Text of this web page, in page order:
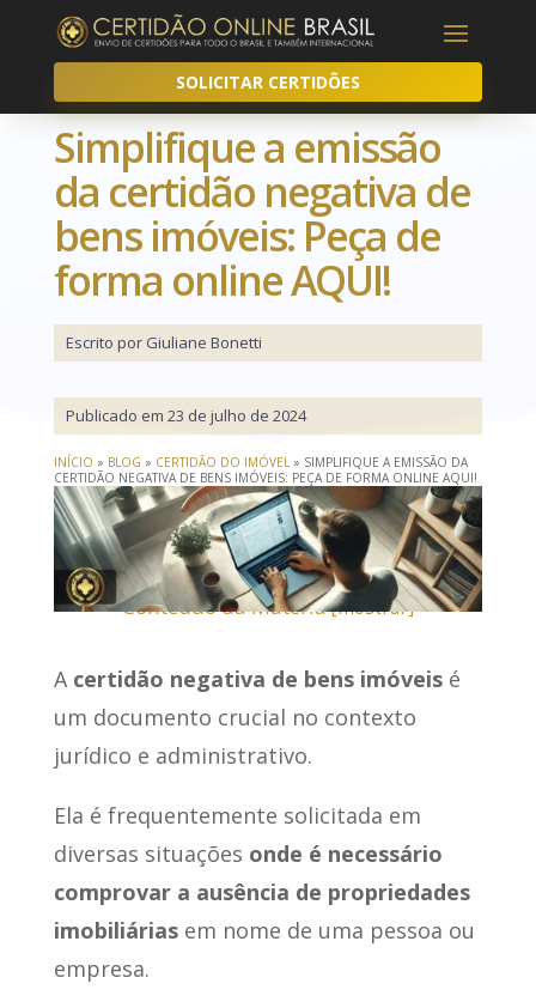
SOLICITAR CERTIDÕES
Simplifique a emissão
da certidão negativa de
bens imóveis: Peça de
forma online AQUI!
Escrito por Giuliane Bonetti
Publicado em 23 de julho de 2024
INÍCIO » BLOG » CERTIDÃO DO IMÓVEL» SIMPLIFIQUE A EMISSÃO DA
CERTIDÃO NEGATIVA DE BENS IMÓVEIS: PEÇA DE FORMA ONLINE AQUI!
Conteúdo da Matéria[mostrar]
A certidão negativa de bens imóveisé
um documento crucial no contexto
jurídico e administrativo.
Ela é frequentemente solicitada em
diversas situações onde é necessário
comprovar a ausência de propriedades
imobiliáriasem nome de uma pessoa ou
empresa.